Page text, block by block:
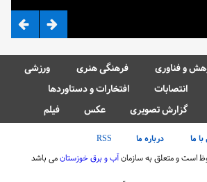
و فناوری فرهنگی هنری
ورزشی
انتصابات
افتخارات و دستاوردها
گزارش تصویری عکس فیلم
ما درباره ما
RSS
و متعلق به سازمانآب و برق خوزستانمی باشد